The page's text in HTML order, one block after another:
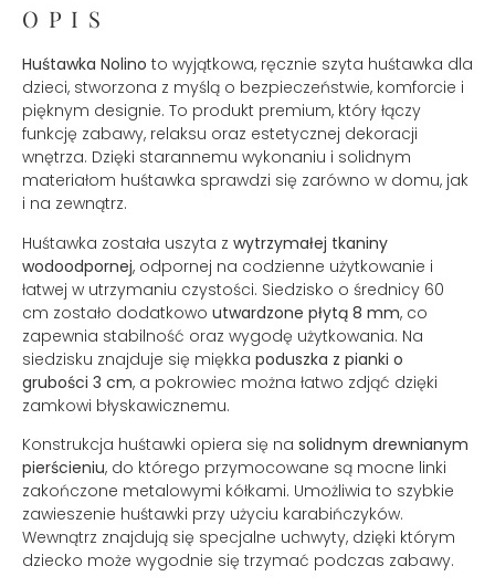
OPIS
Huśtawka Nolino to wyjątkowa, ręcznie szyta huśtawka dla
dzieci, stworzona z myślą o bezpieczeństwie, komforcie i
pięknym designie. To produkt premium, który łączy
funkcję zabawy, relaksu oraz estetycznej dekoracji
wnętrza. Dzięki starannemu wykonaniu i solidnym
materiałom huśtawka sprawdzi się zarówno w domu, jak
i na zewnątrz.
Huśtawka została uszyta z wytrzymałej tkaniny
wodoodpornej, odpornej na codzienne użytkowanie i
łatwej w utrzymaniu czystości. Siedzisko o średnicy 60
cm zostało dodatkowo utwardzone płytą 8 mm, co
zapewnia stabilność oraz wygodę użytkowania. Na
siedzisku znajduje się miękka poduszka z pianki o
grubości 3 cm, a pokrowiec można łatwo zdjąć dzięki
zamkowi błyskawicznemu.
Konstrukcja huśtawki opiera się na solidnym drewnianym
pierścieniu, do którego przymocowane są mocne linki
zakończone metalowymi kółkami. Umożliwia to szybkie
zawieszenie huśtawki przy użyciu karabińczyków.
Wewnątrz znajdują się specjalne uchwyty, dzięki którym
dziecko może wygodnie się trzymać podczas zabawy.